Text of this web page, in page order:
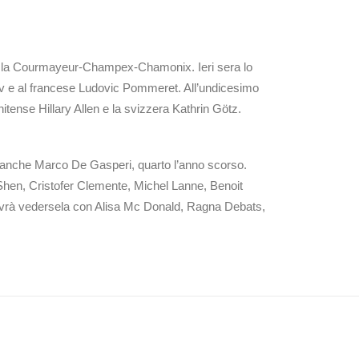
Courmayeur-Champex-Chamonix. Ieri sera lo
e al francese Ludovic Pommeret. All’undicesimo
Hillary Allen e la svizzera Kathrin Götz.
Marco De Gasperi, quarto l’anno scorso.
Cristofer Clemente, Michel Lanne, Benoit
vedersela con Alisa Mc Donald, Ragna Debats,